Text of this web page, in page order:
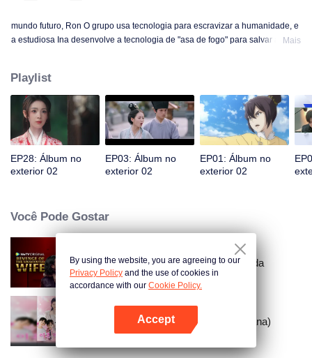
Abra o programa
mundo futuro, Ron O grupo usa tecnologia para escravizar a humanidade, e
a estudiosa Ina desenvolve a tecnologia de "asa de fogo" para salvar a
transformação e salva o povo da ponte.
Mais
Playlist
EP28: Álbum no
exterior 02
EP03: Álbum no
exterior 02
EP01: Álbum no
exterior 02
Você Pode Gostar
A Vingança da Esposa Indesejada
Divórcio Reverso (Versão Coreana)
By using the website, you are agreeing to our
Privacy Policy and the use of cookies in
accordance with our Cookie Policy.
Accept